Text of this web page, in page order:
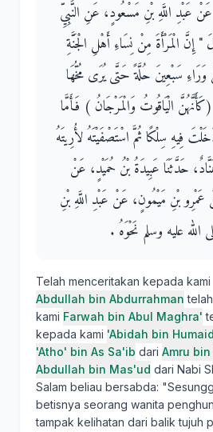
عَبْدِ اللَّهِ بْنِ مَسْعُودٍ، عَنِ النَّبِيِّ
‏"‏ إِنَّ الْمَرْأَةَ مِنْ نِسَاءِ أَهْلِ الْجَنَّةِ
سَبْعِينَ حُلَّةً حَتَّى يُرَى مُخُّهَا
الْيَاقُوتُ وَالْمَرْجَانُ ‏)‏ فَأَمَّا
فِيهِ سِلْكًا ثُمَّ اسْتَصْفَيْتَهُ لأُرِيتَهُ
حَدَّثَنَا عَبِيدَةُ بْنُ حُمَيْدٍ، عَنْ
بْنِ مَيْمُونٍ، عَنْ عَبْدِ اللَّهِ بْنِ
عليه وسلم نَحْوَهُ ‏.‏
Telah menceritakan kepada kami
Abdullah bin Abdurrahman
kami Farwah bin Abul Maghra'
kepada kami 'Abidah bin Humaid
'Atho' bin As Sa'ib dari Amru
Abdullah bin Mas'ud dari Nabi
Salam beliau bersabda:
betisnya seorang wanita
tampak kelihatan dari balik tujuh